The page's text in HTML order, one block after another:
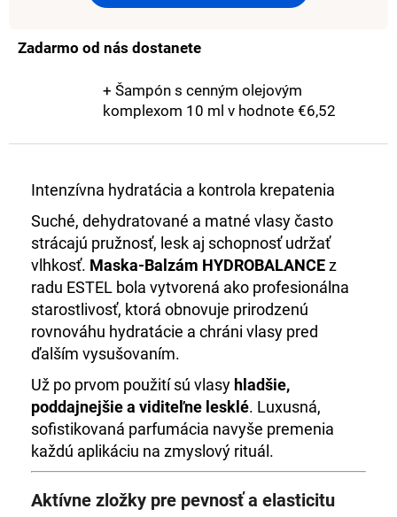
Zadarmo od nás dostanete
+ Šampón s cenným olejovým
komplexom 10 ml v hodnote €6,52
Intenzívna hydratácia a kontrola krepatenia
Suché, dehydratované a matné vlasy často
strácajú pružnosť, lesk aj schopnosť udržať
vlhkosť. Maska-Balzám HYDROBALANCEz
radu ESTEL bola vytvorená ako profesionálna
starostlivosť, ktorá obnovuje prirodzenú
rovnováhu hydratácie a chráni vlasy pred
ďalším vysušovaním.
Už po prvom použití sú vlasy hladšie,
poddajnejšie a viditeľne lesklé. Luxusná,
sofistikovaná parfumácia navyše premenia
každú aplikáciu na zmyslový rituál.
Aktívne zložky pre pevnosť a elasticitu
3%
OXIDANT